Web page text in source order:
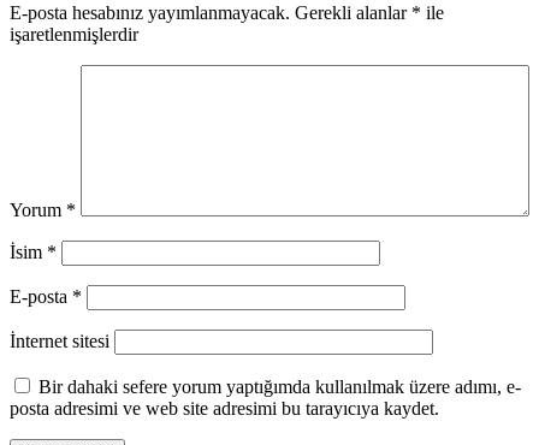
E-posta hesabınız yayımlanmayacak. Gerekli alanlar * ile
işaretlenmişlerdir
Yorum *
İsim *
E-posta *
İnternet sitesi
Bir dahaki sefere yorum yaptığımda kullanılmak üzere adımı, e-
posta adresimi ve web site adresimi bu tarayıcıya kaydet.